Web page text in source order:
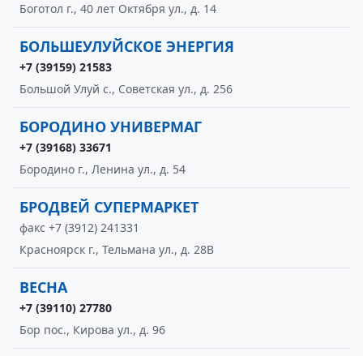
Боготол г., 40 лет Октября ул., д. 14
БОЛЬШЕУЛУЙСКОЕ ЭНЕРГИЯ
+7 (39159) 21583
Большой Улуй с., Советская ул., д. 256
БОРОДИНО УНИВЕРМАГ
+7 (39168) 33671
Бородино г., Ленина ул., д. 54
БРОДВЕЙ СУПЕРМАРКЕТ
факс +7 (3912) 241331
Красноярск г., Тельмана ул., д. 28В
ВЕСНА
+7 (39110) 27780
Бор пос., Кирова ул., д. 96